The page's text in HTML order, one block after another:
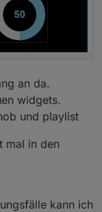
an da.
widgets.
und playlist
mal in den
kann ich